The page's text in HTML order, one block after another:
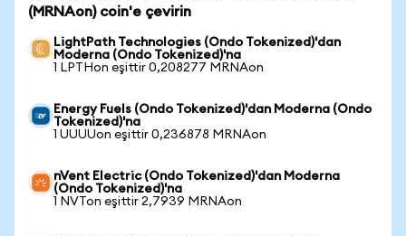
(MRNAon) coin'e çevirin
LightPath Technologies (Ondo Tokenized)'dan
Moderna (Ondo Tokenized)'na
1 LPTHon eşittir 0,208277 MRNAon
Energy Fuels (Ondo Tokenized)'dan Moderna (Ondo
Tokenized)'na
1 UUUUon eşittir 0,236878 MRNAon
nVent Electric (Ondo Tokenized)'dan Moderna
(Ondo Tokenized)'na
1 NVTon eşittir 2,7939 MRNAon